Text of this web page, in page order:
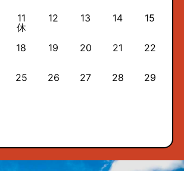
11
休
12 13 14 15
18 19 20 21 22
25 26 27 28 29